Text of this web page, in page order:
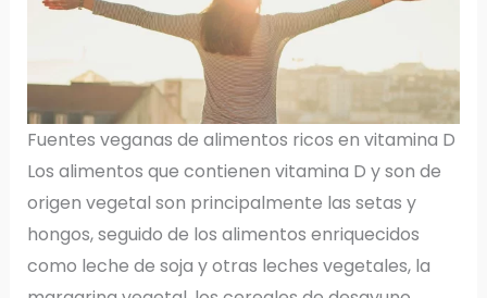
Fuentes veganas de alimentos ricos en vitamina D
Los alimentos que contienen vitamina D y son de
origen vegetal son principalmente las setas y
hongos, seguido de los alimentos enriquecidos
como leche de soja y otras leches vegetales, la